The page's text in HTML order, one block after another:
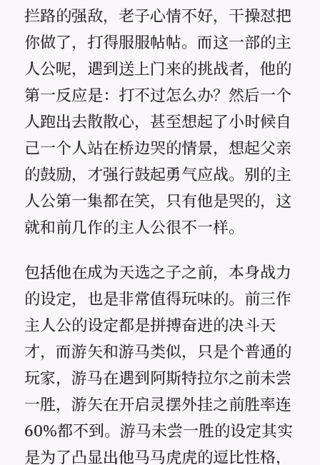
拦路的强敌，老子心情不好，干操怼把
你做了，打得服服帖帖。而这一部的主
人公呢，遇到送上门来的挑战者，他的
第一反应是：打不过怎么办？然后一个
人跑出去散散心，甚至想起了小时候自
己一个人站在桥边哭的情景，想起父亲
的鼓励，才强行鼓起勇气应战。别的主
人公第一集都在笑，只有他是哭的，这
就和前几作的主人公很不一样。
包括他在成为天选之子之前，本身战力
的设定，也是非常值得玩味的。前三作
主人公的设定都是拼搏奋进的决斗天
才，而游矢和游马类似，只是个普通的
玩家，游马在遇到阿斯特拉尔之前未尝
一胜，游矢在开启灵摆外挂之前胜率连
60%都不到。游马未尝一胜的设定其实
是为了凸显出他马马虎虎的逗比性格，